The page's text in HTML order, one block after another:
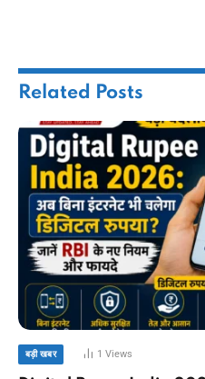
Related Posts
बड़ी खबर 1Views